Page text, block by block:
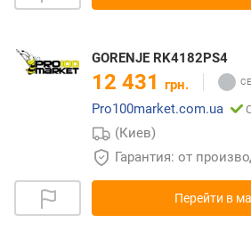
GORENJE RK4182PS4
12 431 грн.
Pro100market.com.ua
(Киев)
Гарантия: от
Перейти в